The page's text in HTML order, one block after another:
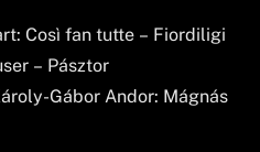
Così fan tutte – Fiordiligi
– Pásztor
Gábor Andor: Mágnás